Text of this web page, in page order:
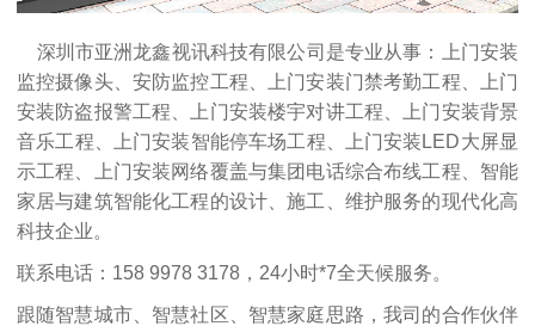
深圳市亚洲龙鑫视讯科技有限公司是专业从事：上门安装
监控摄像头、 安防监控工程 、上门安装门禁考勤工程 、上门
安装防盗报警工程、上门安装楼宇对讲工程、上门安装背景
音乐工程、上门安装智能停车场工程、上门安装LED大屏显
示工程、上门安装网络覆盖与集团电话综合布线工程、智能
家居与建筑智能化工程的设计、施工、维护服务的现代化高
科技企业。
联系电话：158 9978 3178，24小时*7全天候服务。
跟随智慧城市、智慧社区、智慧家庭思路，我司的合作伙伴